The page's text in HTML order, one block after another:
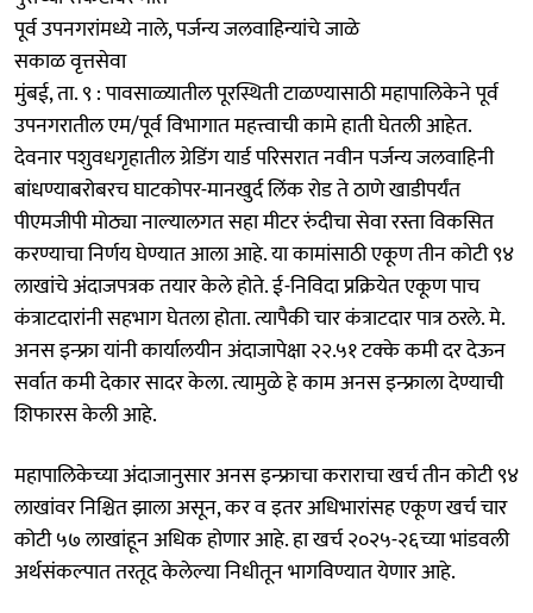
पूर्व उपनगरांमध्ये नाले, पर्जन्य जलवाहिन्यांचे जाळे
सकाळ वृत्तसेवा
मुंबई, ता. ९ : पावसाळ्यातील पूरस्थिती टाळण्यासाठी महापालिकेने पूर्व
उपनगरातील एम/पूर्व विभागात महत्त्वाची कामे हाती घेतली आहेत.
देवनार पशुवधगृहातील ग्रेडिंग यार्ड परिसरात नवीन पर्जन्य जलवाहिनी
बांधण्याबरोबरच घाटकोपर-मानखुर्द लिंक रोड ते ठाणे खाडीपर्यंत
पीएमजीपी मोठ्या नाल्यालगत सहा मीटर रुंदीचा सेवा रस्ता विकसित
करण्याचा निर्णय घेण्यात आला आहे. या कामांसाठी एकूण तीन कोटी ९४
लाखांचे अंदाजपत्रक तयार केले होते. ई-निविदा प्रक्रियेत एकूण पाच
कंत्राटदारांनी सहभाग घेतला होता. त्यापैकी चार कंत्राटदार पात्र ठरले. मे.
अनस इन्फ्रा यांनी कार्यालयीन अंदाजापेक्षा २२.५१ टक्के कमी दर देऊन
सर्वात कमी देकार सादर केला. त्यामुळे हे काम अनस इन्फ्राला देण्याची
शिफारस केली आहे.
महापालिकेच्या अंदाजानुसार अनस इन्फ्राचा कराराचा खर्च तीन कोटी ९४
लाखांवर निश्चित झाला असून, कर व इतर अधिभारांसह एकूण खर्च चार
कोटी ५७ लाखांहून अधिक होणार आहे. हा खर्च २०२५-२६च्या भांडवली
अर्थसंकल्पात तरतूद केलेल्या निधीतून भागविण्यात येणार आहे.